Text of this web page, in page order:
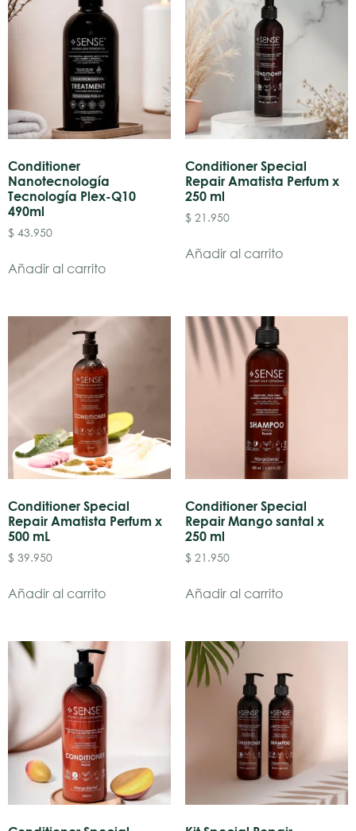
Conditioner
Nanotecnología
Tecnología Plex-Q10
490ml
$ 43.950
Añadir al carrito
Conditioner Special
Repair Amatista Perfum x
250 ml
$21.950
Añadir al carrito
Conditioner Special
Repair Amatista Perfum x
500 mL
$ 39.950
Añadir al carrito
Conditioner Special
Repair Mango santal x
250 ml
$21.950
Añadir al carrito